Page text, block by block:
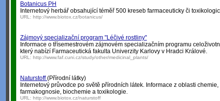
Botanicus PH
Internetový herbář obsahující téměř 500 kreseb farmaceuticky či
URL: http://www.biotox.cz/botanicus/
Zájmový specializační program "Léčivé rostliny"
Informace o třísemestrovém zájmovém specializačním programu
který nabízí Farmaceutická fakulta Univerzity Karlovy v Hradci Králové.
URL: http://www.faf.cuni.cz/study/other/medicinal_plants/
Naturstoff(Přírodní látky)
Internetový průvodce po světě přírodních látek. Informace z oblasti
farmakognosie, biochemie a toxikologie.
URL: http://www.biotox.cz/naturstoff